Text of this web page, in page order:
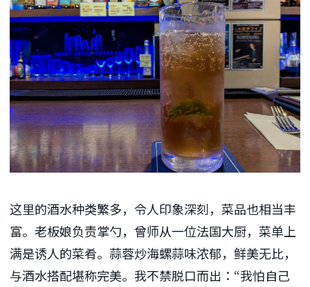
这里的酒水种类繁多，令人印象深刻，菜品也相当丰
富。老板娘负责掌勺，曾师从一位法国大厨，菜单上
满是诱人的菜肴。蒜蓉炒海螺蒜味浓郁，鲜美无比，
与酒水搭配堪称完美。我不禁脱口而出：“我怕自己